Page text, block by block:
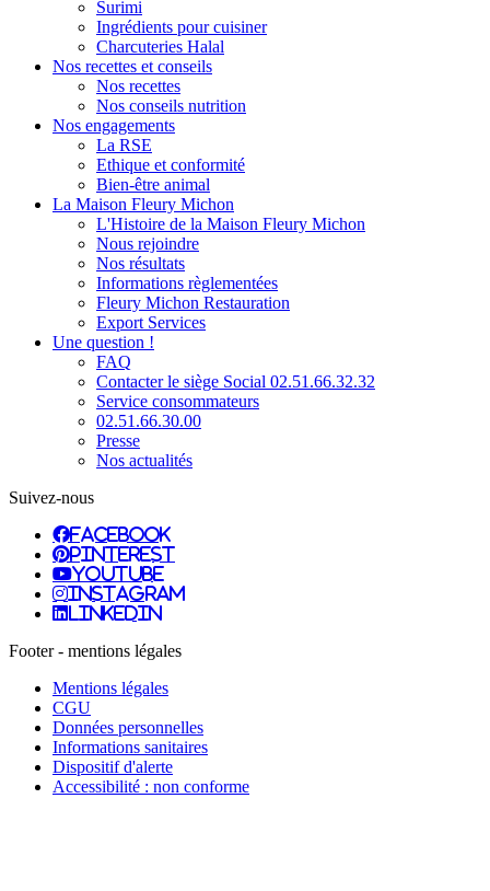
Surimi
Ingrédients pour cuisiner
Charcuteries Halal
Nos recettes et conseils
Nos recettes
Nos conseils nutrition
Nos engagements
La RSE
Ethique et conformité
Bien-être animal
La Maison Fleury Michon
L'Histoire de la Maison Fleury Michon
Nous rejoindre
Nos résultats
Informations règlementées
Fleury Michon Restauration
Export Services
Une question !
FAQ
Contacter le siège Social 02.51.66.32.32
Service consommateurs
02.51.66.30.00
Presse
Nos actualités
Suivez-nous
facebook
pinterest
youtube
instagram
linkedin
Footer - mentions légales
Mentions légales
CGU
Données personnelles
Informations sanitaires
Dispositif d'alerte
Accessibilité : non conforme